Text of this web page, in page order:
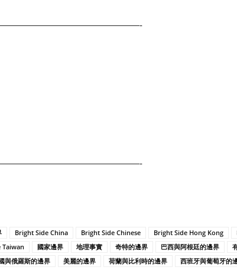
Bright Side China Bright Side Chinese Bright Side Hong Kong
Taiwan 國家邊界 地理事實 奇特的邊界 巴西與阿根廷的邊界
與俄羅斯的邊界 美麗的邊界 荷蘭與比利時的邊界 西班牙與葡萄牙的